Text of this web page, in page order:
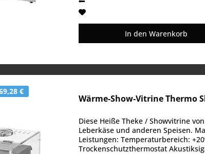
In den Warenkorb
€
Wärme-Show-Vitrine Thermo
Diese Heiße Theke / Showvitrine
Leberkäse und anderen Speisen.
Leistungen: Temperaturbereich:
Trockenschutzthermostat